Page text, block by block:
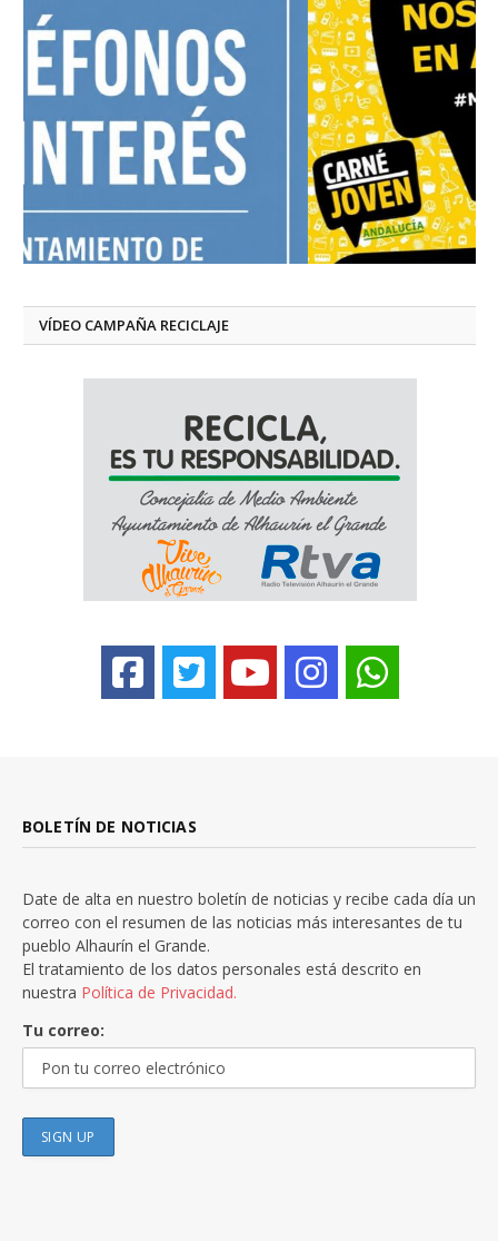
VÍDEO CAMPAÑA RECICLAJE
BOLETÍN DE NOTICIAS
Date de alta en nuestro boletín de noticias y recibe cada día un
correo con el resumen de las noticias más interesantes de tu
pueblo Alhaurín el Grande.
El tratamiento de los datos personales está descrito en
nuestra Política de Privacidad.
Tu correo: